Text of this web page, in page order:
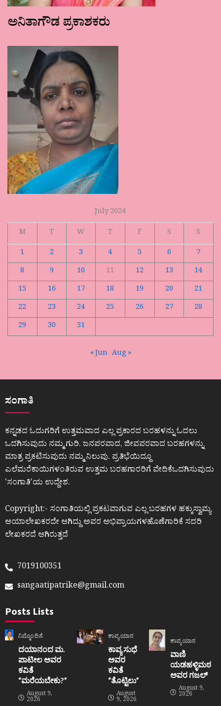
ಅನಿತಾಗೌಡ ಪ್ರಕಾಶಕರು
July 2024
M
T W T F S
S
1
2 3 4 5 6
7
8
9 10 11 12 13
14
15
16 17 18 19 20
21
22
23 24 25 26 27
28
29
30 31
« Jun Aug »
ಸಂಗಾತಿ
ಕನ್ನಡದ ಓದುಗರಿಗೆ ಉತ್ತಮವಾದ ಎಲ್ಲ ಪ್ರಕಾರದ ಬರಹಳನ್ನು ಓದಲು
ಒದಗಿಸುವುದು ನಮ್ಮ ಗುರಿ. ಜನಪರವಾದ, ಜೀವಪರವಾದ ಬರಹಗಳನ್ನು
ಮಾತ್ರ ಪ್ರಕಟಿಸುವುದು ನಮ್ಮ ನಿಲುವು. ಪ್ರತಿಭೆಯಿದ್ದೂ
ಎಲೆಮರೆಕಾಯಿಗಳಂತಿರುವ ಉತ್ತಮ ಬರಹಗಾರರಿಗೆ ವೇದಿಕೆಒದಗಿಸುವುದು
ʼಸಂಗಾತಿʼಯ ಉದ್ದೇಶ.
Copyright:- ಸಂಗಾತಿಯಲ್ಲಿ ಪ್ರಕಟವಾಗುವ ಎಲ್ಲ ಬರಹಗಳ ಹಕ್ಕುಸ್ವಾಮ್ಯ
ಆಯಾಲೇಖಕರದೇ ಆಗಿದ್ದು ಅವರ ಅಭಿಪ್ರಾಯಗಳಹೊಣೆಗಾರಿಕೆ ಸದರಿ
ಲೇಖಕರದೆ ಆಗಿರುತ್ತದೆ
7019100351
sangaatipatrike@gmail.com
Posts Lists
ನಿಮ್ಮೊಂದಿಗೆ
ದಯಾನಂದ ಮ.
ಪಾಟೀಲ ಅವರ
ಕವಿತೆ
“ಮರೆಯಬೇಕು?”
August 9,
2026
ಕಾವ್ಯಯಾನ
ಕಾವ್ಯ ಸುಧೆ
ಅವರ
ಕವಿತೆ
“ತೊಟ್ಟಿಲು”
August
9, 2026
ಕಾವ್ಯಯಾನ
ವಾಣಿ
ಯಡಹಳ್ಳಿಮಠ
ಅವರ ಗಜಲ್
August 9,
2026